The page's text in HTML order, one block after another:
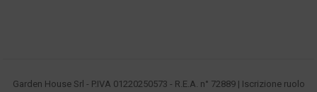
Garden House Srl - P.IVA 01220250573 - R.E.A. n° 72889 | Iscrizione ruolo